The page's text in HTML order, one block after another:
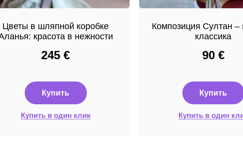
Цветы в шляпной коробке
красота в нежности
245 €
Купить
Купить в один клик
Композиция Султан –
классика
90 €
Купить
Купить в один